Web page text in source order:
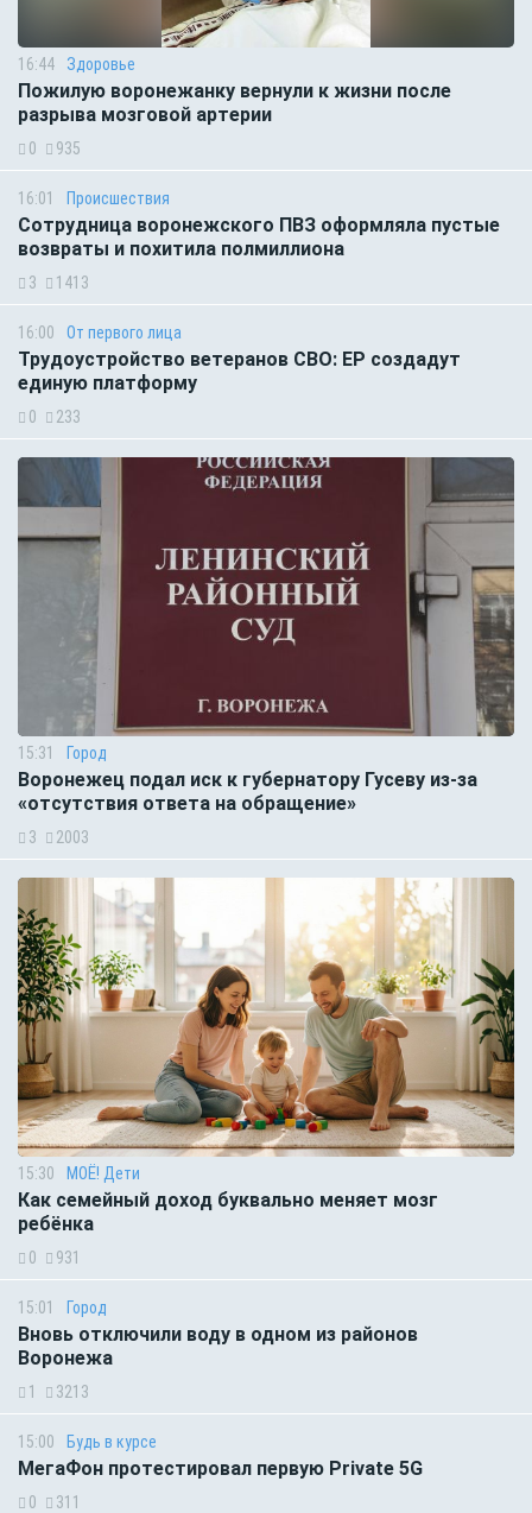
16:44 Здоровье
Пожилую воронежанку вернули к жизни после
разрыва мозговой артерии
0 935
16:01 Происшествия
Сотрудница воронежского ПВЗ оформляла пустые
возвраты и похитила полмиллиона
3 1413
16:00 От первого лица
Трудоустройство ветеранов СВО: ЕР создадут
единую платформу
0 233
15:31 Город
Воронежец подал иск к губернатору Гусеву из-за
«отсутствия ответа на обращение»
3 2003
15:30 МОЁ! Дети
Как семейный доход буквально меняет мозг
ребёнка
0 931
15:01 Город
Вновь отключили воду в одном из районов
Воронежа
1 3213
15:00 Будь в курсе
МегаФон протестировал первую Private 5G
0 311